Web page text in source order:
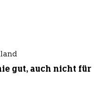
gut, auch nicht für